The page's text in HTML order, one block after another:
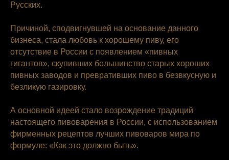
Русских.
Причиной, сподвигнувшей на основание данного
бизнеса, стала любовь к хорошему пиву, его
отсутствие в России с появлением «пивных
гигантов», скупивших большинство старых хороших
пивных заводов и превративших пиво в безвкусную и
безликую газировку.
А основной идеей стало возрождение традиций
настоящего пивоварения в России, с использованием
фирменных рецептов лучших пивоваров мира по
формуле: «Как это должно быть».